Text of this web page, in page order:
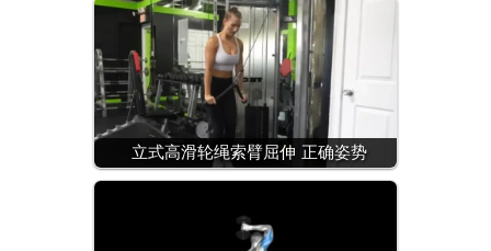
立式高滑轮绳索臂屈伸 正确姿势